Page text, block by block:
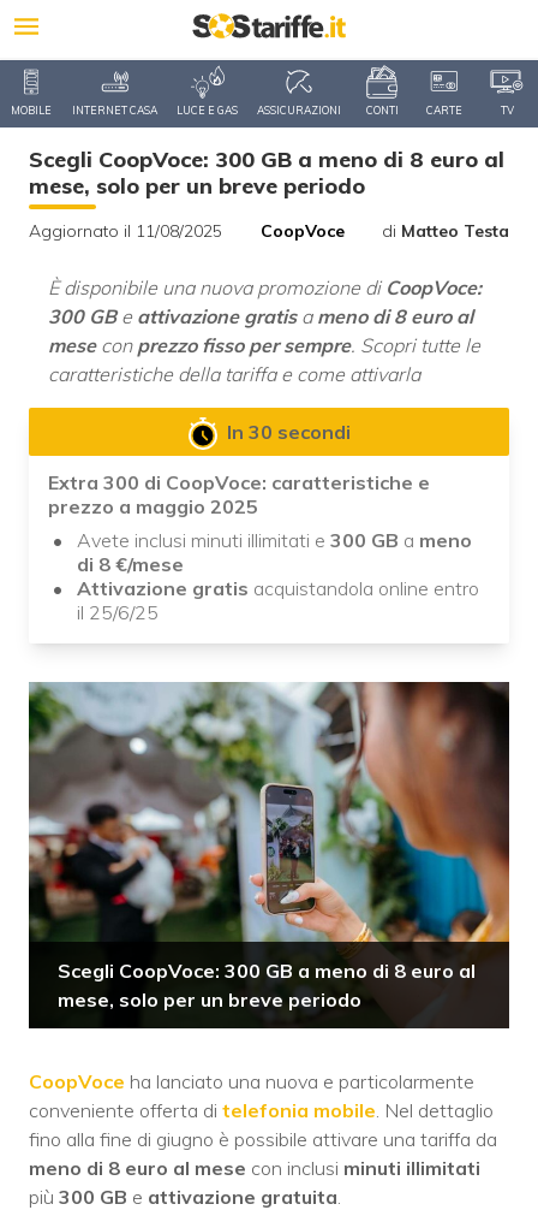
MOBILE INTERNET CASA LUCE E GAS ASSICURAZIONI CONTI CARTE TV
Scegli CoopVoce: 300 GB a meno di 8 euro al
mese, solo per un breve periodo
Aggiornato il 11/08/2025 CoopVoce di Matteo Testa
È disponibile una nuova promozione di CoopVoce:
300 GBe attivazione gratisa meno di 8 euro al
mesecon prezzo fisso per sempre. Scopri tutte le
caratteristiche della tariffa e come attivarla
In 30 secondi
Extra 300 di CoopVoce: caratteristiche e
prezzo a maggio 2025
Avete inclusi minuti illimitati e 300 GB a meno
di 8 €/mese
Attivazione gratis acquistandola online entro
il 25/6/25
Scegli CoopVoce: 300 GB a meno di 8 euro al
mese, solo per un breve periodo
CoopVoce ha lanciato una nuova e particolarmente
conveniente offerta di telefonia mobile. Nel dettaglio
fino alla fine di giugno è possibile attivare una tariffa da
meno di 8 euro al mese con inclusi minuti illimitati
più 300 GB e attivazione gratuita.